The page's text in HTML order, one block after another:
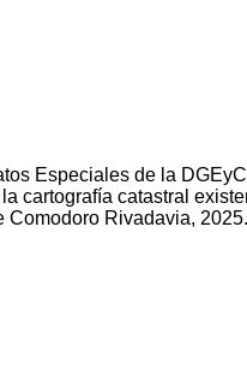
Especiales de la
cartografía catastral
Comodoro Rivadavia, 2025.